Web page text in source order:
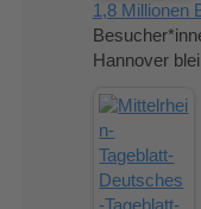
1,8 Millionen
Hannover